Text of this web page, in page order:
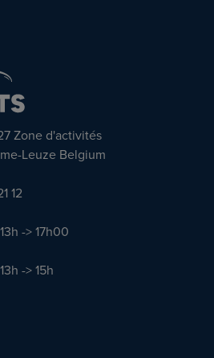
Zone d'activités
Leuze Belgium
12
-> 17h00
-> 15h